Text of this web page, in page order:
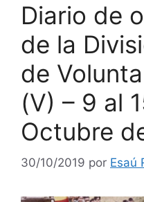
Diario de
de la
de
(V) – 9 al
Octubre
30/10/2019 por Esaú